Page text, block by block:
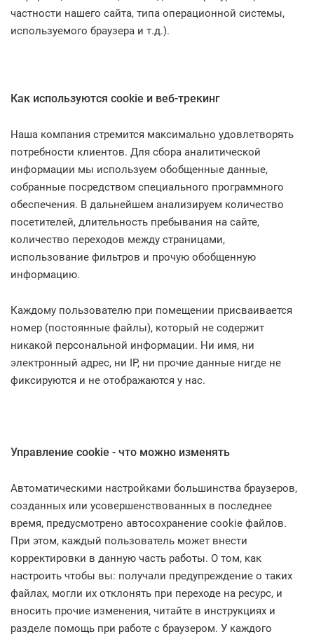
частности нашего сайта, типа операционной системы,
используемого браузера и т.д.).
Как используются cookie и веб-трекинг
Наша компания стремится максимально удовлетворять
потребности клиентов. Для сбора аналитической
информации мы используем обобщенные данные,
собранные посредством специального программного
обеспечения. В дальнейшем анализируем количество
посетителей, длительность пребывания на сайте,
количество переходов между страницами,
использование фильтров и прочую обобщенную
информацию.
Каждому пользователю при помещении присваивается
номер (постоянные файлы), который не содержит
никакой персональной информации. Ни имя, ни
электронный адрес, ни IP, ни прочие данные нигде не
фиксируются и не отображаются у нас.
Управление cookie - что можно изменять
Автоматическими настройками большинства браузеров,
созданных или усовершенствованных в последнее
время, предусмотрено автосохранение cookie файлов.
При этом, каждый пользователь может внести
корректировки в данную часть работы. О том, как
настроить чтобы вы: получали предупреждение о таких
файлах, могли их отклонять при переходе на ресурс, и
вносить прочие изменения, читайте в инструкциях и
разделе помощь при работе с браузером. У каждого